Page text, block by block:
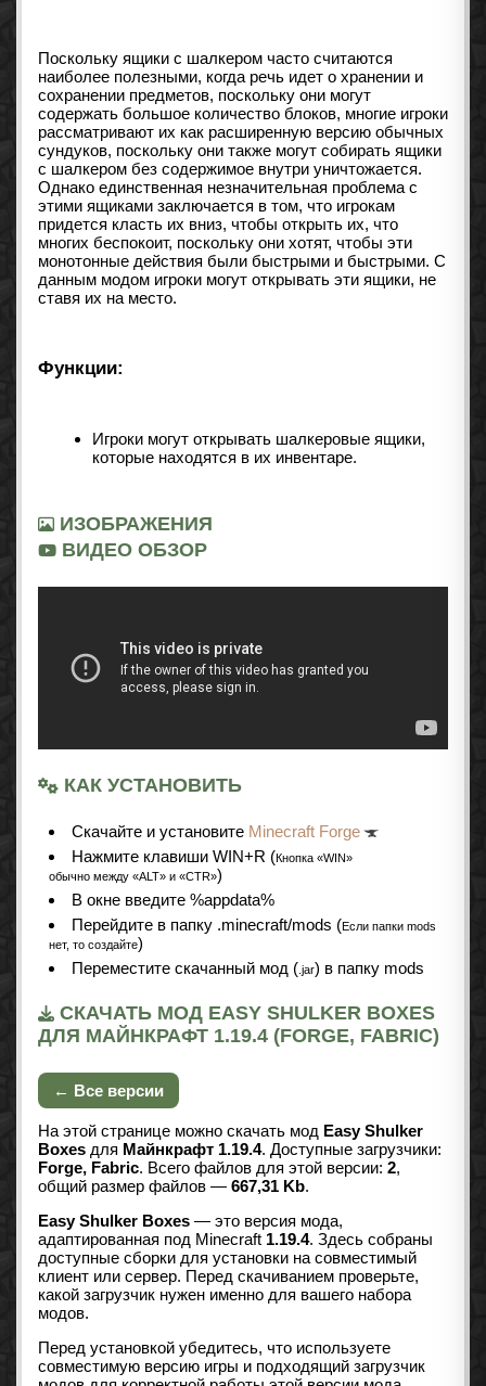
Поскольку ящики с шалкером часто считаются
наиболее полезными, когда речь идет о хранении и
сохранении предметов, поскольку они могут
содержать большое количество блоков, многие игроки
рассматривают их как расширенную версию обычных
сундуков, поскольку они также могут собирать ящики
с шалкером без содержимое внутри уничтожается.
Однако единственная незначительная проблема с
этими ящиками заключается в том, что игрокам
придется класть их вниз, чтобы открыть их, что
многих беспокоит, поскольку они хотят, чтобы эти
монотонные действия были быстрыми и быстрыми. С
данным модом игроки могут открывать эти ящики, не
ставя их на место.
Функции:
Игроки могут открывать шалкеровые ящики,
которые находятся в их инвентаре.
ИЗОБРАЖЕНИЯ
ВИДЕО ОБЗОР
КАК УСТАНОВИТЬ
Cкачайте и установите Minecraft Forge
Нажмите клавиши WIN+R (Кнопка «WIN»
обычно между «ALT» и «CTR»)
В окне введите %appdata%
Перейдите в папку .minecraft/mods (Если папки mods
нет, то создайте)
Переместите скачанный мод ( .jar) в папку mods
СКАЧАТЬ МОД EASY SHULKER BOXES
ДЛЯ МАЙНКРАФТ 1.19.4 (FORGE, FABRIC)
← Все версии
На этой странице можно скачать мод Easy Shulker
Boxes для Майнкрафт 1.19.4. Доступные загрузчики:
Forge, Fabric. Всего файлов для этой версии: 2,
общий размер файлов — 667,31 Kb.
Easy Shulker Boxes — это версия мода,
адаптированная под Minecraft 1.19.4. Здесь собраны
доступные сборки для установки на совместимый
клиент или сервер. Перед скачиванием проверьте,
какой загрузчик нужен именно для вашего набора
модов.
Перед установкой убедитесь, что используете
совместимую версию игры и подходящий загрузчик